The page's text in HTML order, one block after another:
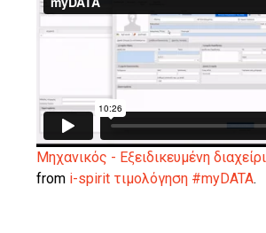
Μηχανικός - Eξειδικευμένη
from i-spirit τιμολόγηση #myDATA.